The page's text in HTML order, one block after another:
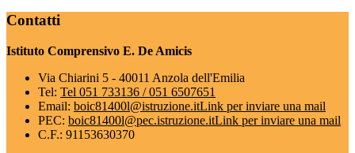
Contatti
Istituto Comprensivo E. De Amicis
Via Chiarini 5 - 40011 Anzola dell'Emilia
Tel: Tel 051 733136 / 051 6507651
Email: boic81400l@istruzione.itLink per inviare una mail
PEC: boic81400l@pec.istruzione.itLink per inviare una mail
C.F.: 91153630370